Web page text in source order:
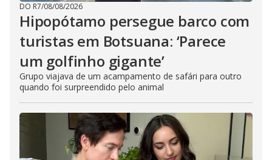
DO R7/08/08/2026
Hipopótamo persegue barco com
turistas em Botsuana: ‘Parece
um golfinho gigante’
Grupo viajava de um acampamento de safári para outro
quando foi surpreendido pelo animal